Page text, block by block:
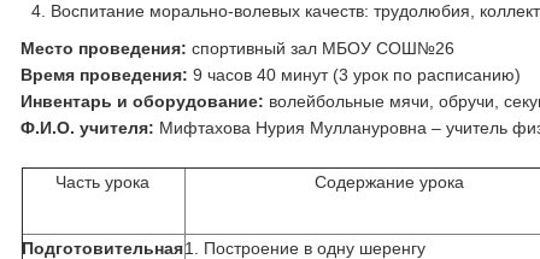
Воспитание морально-волевых качеств: трудолюбия,
Место проведения: спортивный зал МБОУ СОШ№26
Время проведения: 9 часов 40 минут (3 урок по расписанию)
Инвентарь и оборудование: волейбольные мячи, обручи,
Ф.И.О. учителя: Мифтахова Нурия Муллануровна – учитель
Часть урока Содержание урока
Подготовительная1. Построение в одну шеренгу